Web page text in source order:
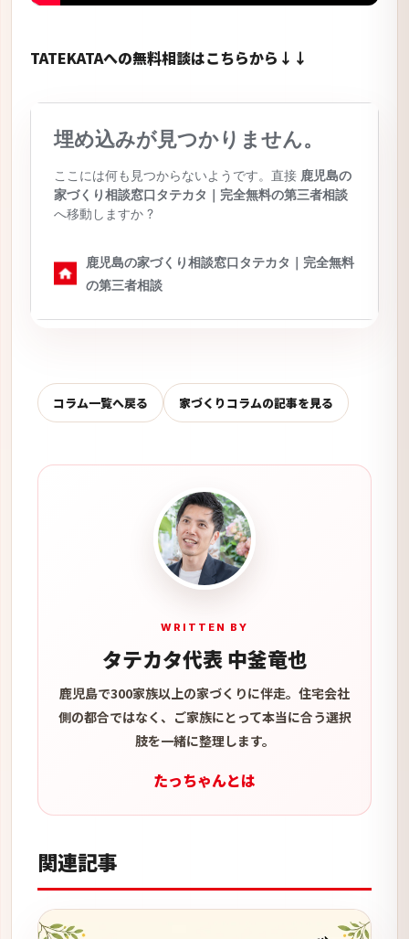
TATEKATAへの無料相談はこちらから↓↓
コラム一覧へ戻る 家づくりコラムの記事を見る
WRITTEN BY
タテカタ代表 中釜竜也
鹿児島で300家族以上の家づくりに伴走。住宅会社
側の都合ではなく、ご家族にとって本当に合う選択
肢を一緒に整理します。
たっちゃんとは
関連記事